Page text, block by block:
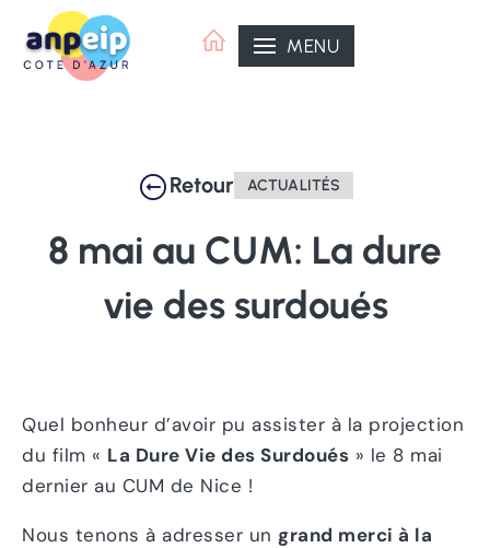
contenu
MENU
Retour ACTUALITÉS
8 mai au CUM: La dure
vie des surdoués
Quel bonheur d’avoir pu assister à la projection
du film « La Dure Vie des Surdoués » le 8 mai
dernier au CUM de Nice !
Nous tenons à adresser un grand merci à la